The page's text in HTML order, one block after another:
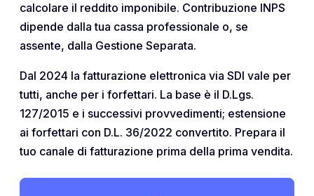
calcolare il reddito imponibile. Contribuzione INPS
dipende dalla tua cassa professionale o, se
assente, dalla Gestione Separata.
Dal 2024 la fatturazione elettronica via SDI vale per
tutti, anche per i forfettari. La base è il D.Lgs.
127/2015 e i successivi provvedimenti; estensione
ai forfettari con D.L. 36/2022 convertito. Prepara il
tuo canale di fatturazione prima della prima vendita.